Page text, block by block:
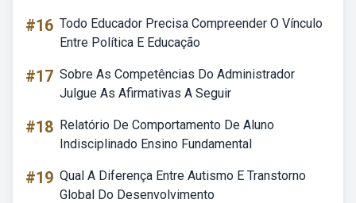
#16 Todo Educador Precisa Compreender O Vínculo
Entre Política E Educação
#17 Sobre As Competências Do Administrador
Julgue As Afirmativas A Seguir
#18 Relatório De Comportamento De Aluno
Indisciplinado Ensino Fundamental
#19 Qual A Diferença Entre Autismo E Transtorno
Global Do Desenvolvimento